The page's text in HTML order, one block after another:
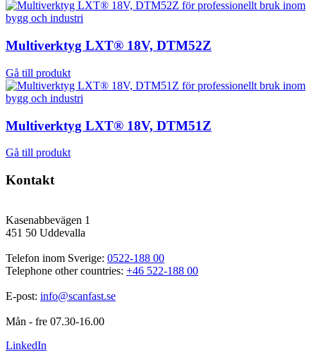
Multiverktyg LXT® 18V, DTM52Z
Gå till produkt
Multiverktyg LXT® 18V, DTM51Z
Gå till produkt
Kontakt
Kasenabbevägen 1
451 50 Uddevalla
Telefon inom Sverige: 0522-188 00
Telephone other countries: +46 522-188 00
E-post: info@scanfast.se
Mån - fre 07.30-16.00
LinkedIn